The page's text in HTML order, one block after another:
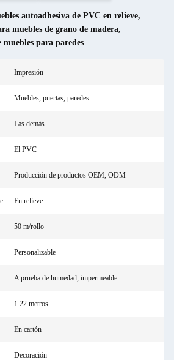
autoadhesiva de PVC en relieve,
muebles de grano de madera,
para paredes
Impresión
Muebles, puertas, paredes
Las demás
El PVC
Producción de productos OEM, ODM
En relieve
50 m/rollo
Personalizable
A prueba de humedad, impermeable
1.22 metros
En cartón
Decoración